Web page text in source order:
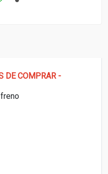
DE COMPRAR -